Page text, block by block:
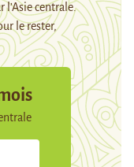
l’Asie centrale.
le rester,